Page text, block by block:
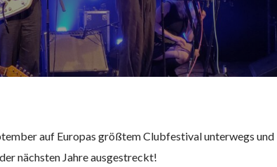
auf Europas größtem Clubfestival unterwegs und
nächsten Jahre ausgestreckt!